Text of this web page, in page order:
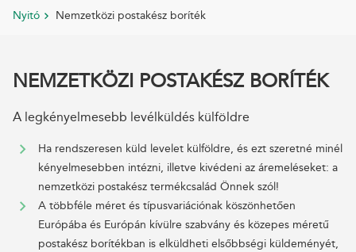
Nyitó Nemzetközi postakész boríték
NEMZETKÖZI POSTAKÉSZ BORÍTÉK
A legkényelmesebb levélküldés külföldre
Ha rendszeresen küld levelet külföldre, és ezt szeretné minél
kényelmesebben intézni, illetve kivédeni az áremeléseket: a
nemzetközi postakész termékcsalád Önnek szól!
A többféle méret és típusvariációnak köszönhetően
Európába és Európán kívülre szabvány és közepes méretű
postakész borítékban is elküldheti elsőbbségi küldeményét,